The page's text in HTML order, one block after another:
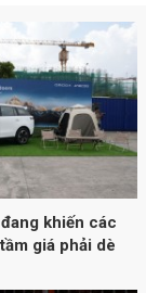
khiến các
giá phải dè